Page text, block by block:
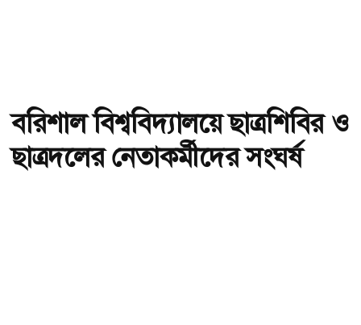
বরিশাল বিশ্ববিদ্যালয়ে ছাত্রশিবির ও
ছাত্রদলের নেতাকর্মীদের সংঘর্ষ